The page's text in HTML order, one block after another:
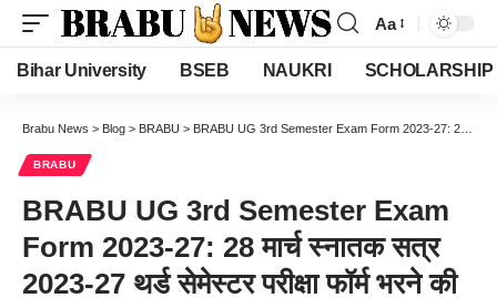
Font
Resizer
Aa
Bihar University BSEB NAUKRI SCHOLARSHIP
Brabu News > Blog > BRABU > BRABU UG 3rd Semester Exam Form 2023-27: 28 मार्च स्नातक सत्र 2023-27 थर्ड सेमेस्टर परीक्षा फॉर्म भरने की अंतिम मौका
BRABU
BRABU UG 3rd Semester Exam
Form 2023-27: 28 मार्च स्नातक सत्र
2023-27 थर्ड सेमेस्टर परीक्षा फॉर्म भरने की